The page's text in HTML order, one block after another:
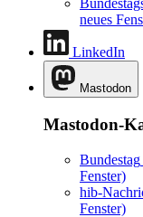
neues
LinkedIn
Mastodon
Mastodon-
Bundestag
Fenster)
hib-
Fenster)